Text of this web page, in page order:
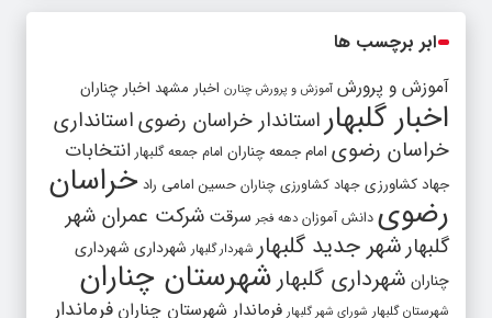
ابر برچسب ها
آموزش و پرورش آموزش و پرورش چنارن اخبار مشهد اخبار چناران
اخبار گلبهار استاندار خراسان رضویاستانداری
خراسان رضوی امام جمعه چناران امام جمعه گلبهار انتخابات
جهاد کشاورزی جهاد کشاورزی چناران حسین امامی راد خراسان
رضوی دانش آموزان دهه فجر سرقت شرکت عمران شهر
گلبهارشهر جدید گلبهار شهردار گلبهار شهرداری شهرداری
چناران شهرداری گلبهار شهرستان چناران
شهرستان گلبهار شورای شهر گلبهار فرماندار شهرستان چناران فرماندار